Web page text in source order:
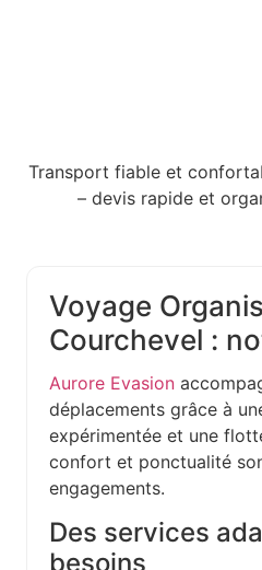
Transport fiable et
– devis rapide et
Voyage
Courchevel :
Aurore Evasion
déplacements grâce à
expérimentée et une
confort et ponctualité
engagements.
Des services
besoins